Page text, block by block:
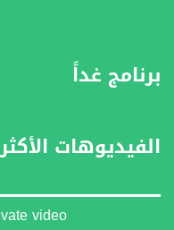
برنامج غداً
الفيديوهات
video